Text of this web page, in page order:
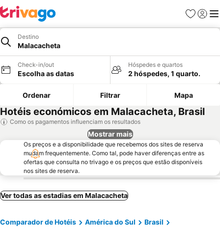
Favoritos
Iniciar
Destino
Malacacheta
Check-in/out
Escolha as datas
Hóspedes e quartos
2 hóspedes, 1 quarto.
Ordenar Filtrar Mapa
Hotéis económicos em Malacacheta, Brasil
Como os pagamentos influenciam os resultados
Mostrar mais
Os preços e a disponibilidade que recebemos dos sites de reserva
mudam frequentemente. Como tal, pode haver diferenças entre as
ofertas que consulta no trivago e os preços que estão disponíveis
nos sites de reserva.
Ver todas as estadias em Malacacheta
Comparador de Hotéis América do Sul
Brasil